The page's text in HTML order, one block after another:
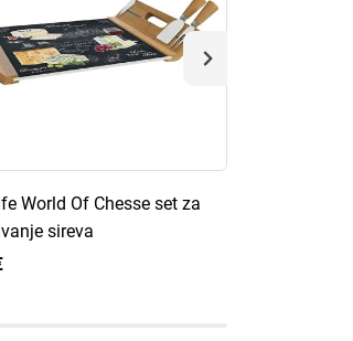
World Of Chesse set za
sireva